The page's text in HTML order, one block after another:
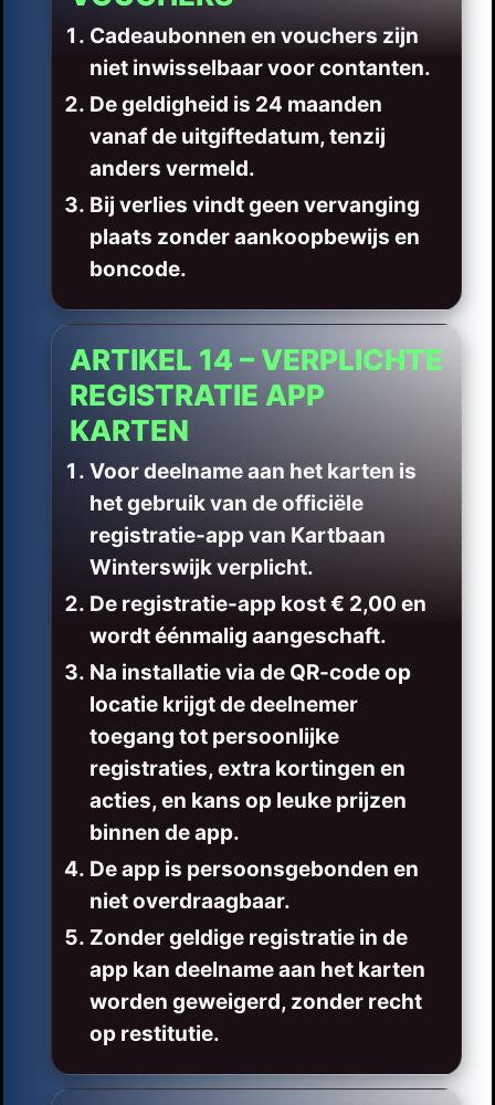
Cadeaubonnen en vouchers zijn
niet inwisselbaar voor contanten.
De geldigheid is 24 maanden
vanaf de uitgiftedatum, tenzij
anders vermeld.
Bij verlies vindt geen vervanging
plaats zonder aankoopbewijs en
boncode.
ARTIKEL 14 – VERPLICHTE
REGISTRATIE APP
KARTEN
Voor deelname aan het karten is
het gebruik van de officiële
registratie-app van Kartbaan
Winterswijk verplicht.
De registratie-app kost€ 2,00 en
wordtéénmalig aangeschaft.
Na installatie via de QR-code op
locatie krijgt de deelnemer
toegang tot persoonlijke
registraties, extra kortingen en
acties, en kans op leuke prijzen
binnen de app.
De app is persoonsgebonden en
niet overdraagbaar.
Zonder geldige registratie in de
app kan deelname aan het karten
worden geweigerd, zonder recht
op restitutie.